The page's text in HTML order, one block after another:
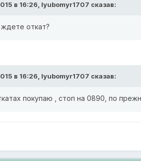
в 16:26, lyubomyr1707 сказав:
откат?
в 16:26, lyubomyr1707 сказав:
покупаю , стоп на 0890, по